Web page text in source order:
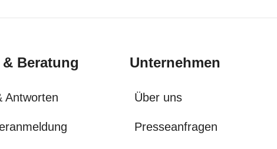
Beratung
Antworten
Unternehmen
Über uns
Presseanfragen